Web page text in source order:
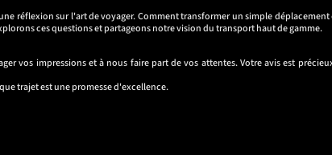
réflexion sur l'art de voyager. Comment transformer un simple
ces questions et partageons notre vision du transport haut de gamme.
vos impressions et à nous faire part de vos attentes. Votre avis est
trajet est une promesse d'excellence.